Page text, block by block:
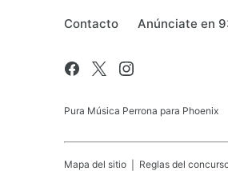
Contacto Anúnciate en
Pura Música Perrona para Phoenix
Mapa del sitio Reglas del